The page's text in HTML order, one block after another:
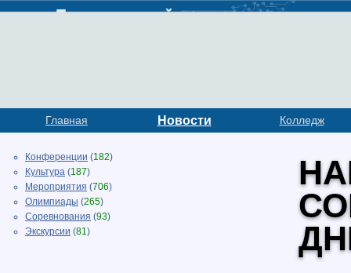
Главная Новости Колледж
Конференции (182)
Культура (187)
Мероприятия (706)
Олимпиады (265)
Соревнования (93)
Экскурсии (81)